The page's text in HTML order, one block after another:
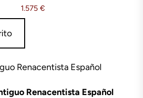
1.575 €
Renacentista Español